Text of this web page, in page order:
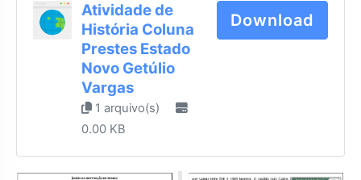
Atividade de
História Coluna
Prestes Estado
Novo Getúlio
Vargas
1 arquivo(s)
0.00 KB
Download